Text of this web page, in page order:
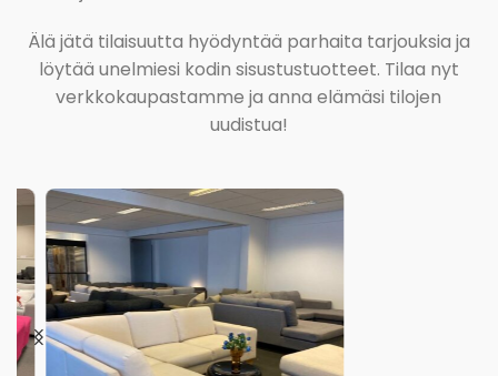
Älä jätä tilaisuutta hyödyntää parhaita tarjouksia ja
löytää unelmiesi kodin sisustustuotteet. Tilaa nyt
verkkokaupastamme ja anna elämäsi tilojen
uudistua!